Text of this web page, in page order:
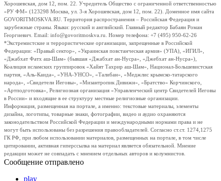
Хорошевская, дом 12, пом. 22. Учредитель Общество с ограниченной ответственностью
«РУ ФМ» (123298 Москва, ул. 3-я Хорошевская, дом 12, пом. 22). Доменное имя сайта
GOVORITMOSKVA.RU. Территория распространения – Российская Федерация и
зарубежные страны. Языки: русский и английский. Главный редактор Бабаян Роман
Георгиевич. Email: info@govoritmoskva.ru. Номер телефона: +7 (495) 950-62-26
*Экстремистские и террористические организации, запрещенные в Российской
Федерации: «Правый сектор», «Украинская повстанческая армия» (УПА), «ИГИЛ»,
«Джабхат Фатх аш-Шам» (бывшая «Джабхат ан-Нусра», «Джебхат ан-Нусра»),
Коалиция исламских группировок «Хайят Тахрир аш-Шам», Национал-Большевистская
партия, «Аль-Каида», «УНА-УНСО», «Талибан», «Меджлис крымско-татарского
народа», «Свидетели Иеговы», «Мизантропик Дивижн», «Братство» Корчинского,
«Артподготовка», Религиозная организация «Управленческий центр Свидетелей Иеговы
в России» и входящие в ее структуру местные религиозные организации.
Информация, размещенная на портале, а именно: текстовые материалы, элементы
дизайна, логотипы, товарные знаки, фотографии, видео и аудио охраняются
законодательством Российской Федерации и международными нормами права и не
могут быть использованы без разрешения правообладателей. Согласно ст.ст. 1274,1275
ГК РФ, при любом использовании материалов, размещенных на портале, в том числе
цитировании, активная гиперссылка на материал является обязательной. Мнение
редакции может не совпадать с мнением отдельных авторов и колумнистов.
Сообщение отправлено
play